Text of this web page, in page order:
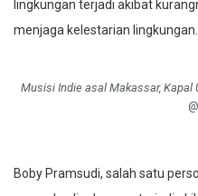
menjaga kelestarian lingkungan.
persoalan lingkungan terjadi